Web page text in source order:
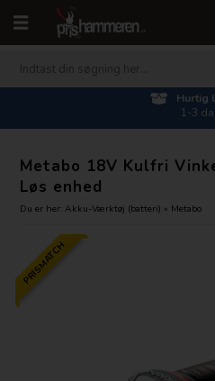
Hurtig
1-3
Metabo 18V Kulfri
Løs enhed
Du er her:Akku-Værktøj (batteri) » Metabo
PRISMATCH